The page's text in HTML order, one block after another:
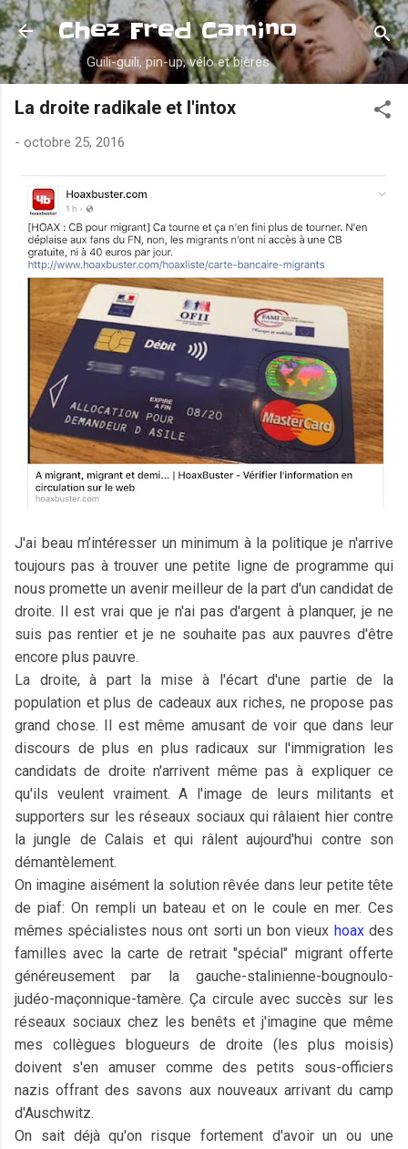
Accéder au contenu principal
Chez Fred Camino
Guili-guili, pin-up, vélo et bières
La droite radikale et l'intox
- octobre 25, 2016
J'ai beau m’intéresser un minimum à la politique je n'arrive
toujours pas à trouver une petite ligne de programme qui
nous promette un avenir meilleur de la part d'un candidat de
droite. Il est vrai que je n'ai pas d'argent à planquer, je ne
suis pas rentier et je ne souhaite pas aux pauvres d'être
encore plus pauvre.
La droite, à part la mise à l'écart d'une partie de la
population et plus de cadeaux aux riches, ne propose pas
grand chose. Il est même amusant de voir que dans leur
discours de plus en plus radicaux sur l'immigration les
candidats de droite n'arrivent même pas à expliquer ce
qu'ils veulent vraiment. A l'image de leurs militants et
supporters sur les réseaux sociaux qui râlaient hier contre
la jungle de Calais et qui râlent aujourd'hui contre son
démantèlement.
On imagine aisément la solution rêvée dans leur petite tête
de piaf: On rempli un bateau et on le coule en mer. Ces
mêmes spécialistes nous ont sorti un bon vieux hoaxdes
familles avec la carte de retrait "spécial" migrant offerte
généreusement par la gauche-stalinienne-bougnoulo-
judéo-maçonnique-tamère. Ça circule avec succès sur les
réseaux sociaux chez les benêts et j'imagine que même
mes collègues blogueurs de droite (les plus moisis)
doivent s'en amuser comme des petits sous-officiers
nazis offrant des savons aux nouveaux arrivant du camp
d'Auschwitz.
On sait déjà qu'on risque fortement d'avoir un ou une